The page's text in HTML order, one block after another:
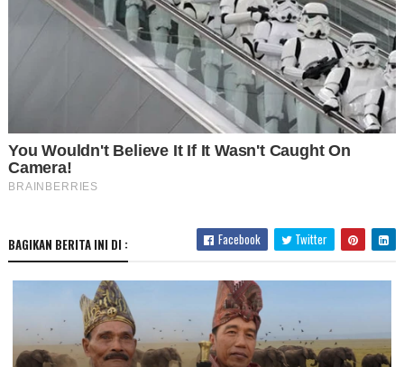
BAGIKAN BERITA INI DI : Facebook Twitter